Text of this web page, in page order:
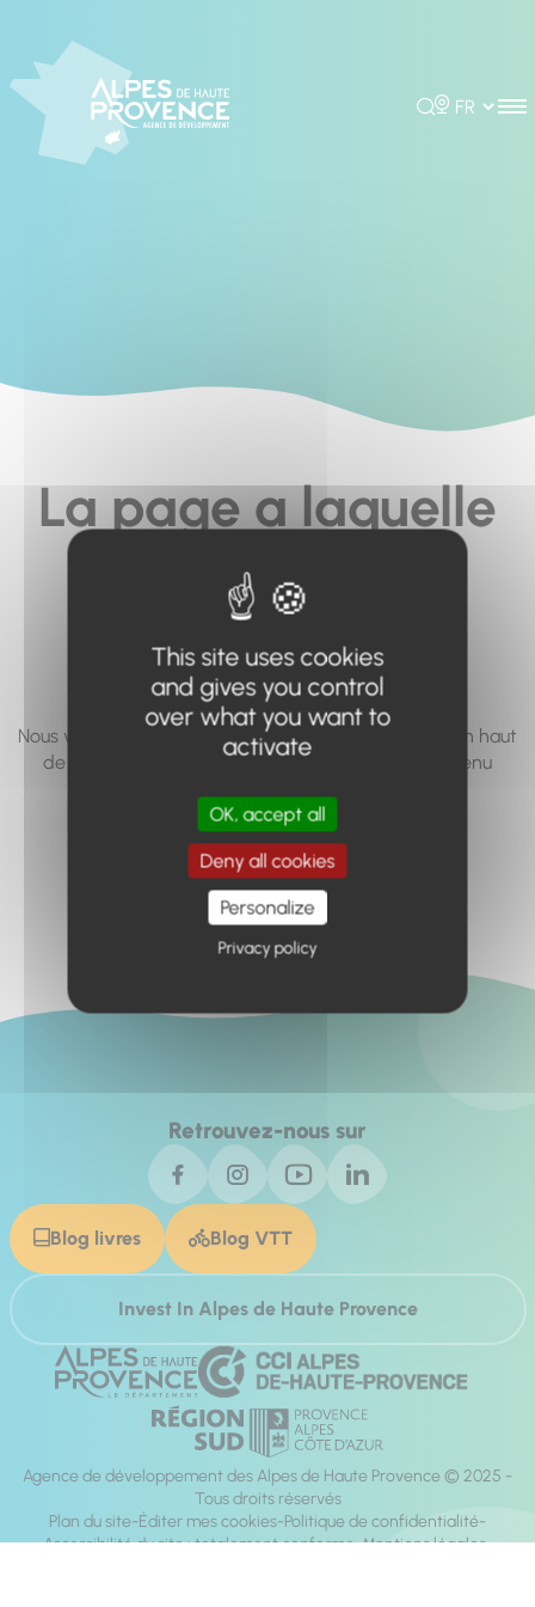
Rechercher
Choisir la
La page a laquelle
vous cherchez à
accéder n'existe
pas... ou plus.
Nous vous invitons à utiliser le moteur de recherche en haut
de page, ou à utiliser le menu pour trouver le contenu
Retour à l'accueil
Retrouvez-nous sur
Blog livres Blog VTT
Invest In Alpes de Haute Provence
Agence de développement des Alpes de Haute Provence © 2025 -
Tous droits réservés
Plan du site Éditer mes cookies Politique de confidentialité
Accessibilité du site : totalement conforme Mentions légales
This site uses cookies
and gives you control
over what you want to
activate
OK, accept all
Deny all cookies
Personalize
Privacy policy